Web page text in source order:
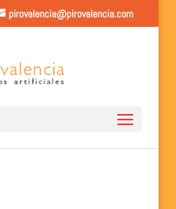
pirovalencia@pirovalencia.com